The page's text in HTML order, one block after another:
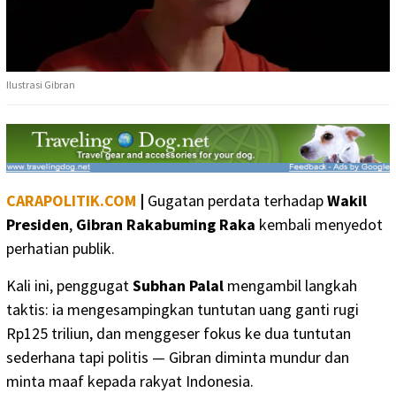
Ilustrasi Gibran
CARAPOLITIK.COM | Gugatan perdata terhadapWakil
Presiden, Gibran Rakabuming Raka kembali menyedot
perhatian publik.
Kali ini, penggugatSubhan Palal mengambil langkah
taktis: ia mengesampingkan tuntutan uang ganti rugi
Rp125 triliun, dan menggeser fokus ke dua tuntutan
sederhana tapi politis — Gibran diminta mundur dan
minta maaf kepada rakyat Indonesia.